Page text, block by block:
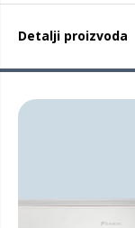
Detalji proizvoda